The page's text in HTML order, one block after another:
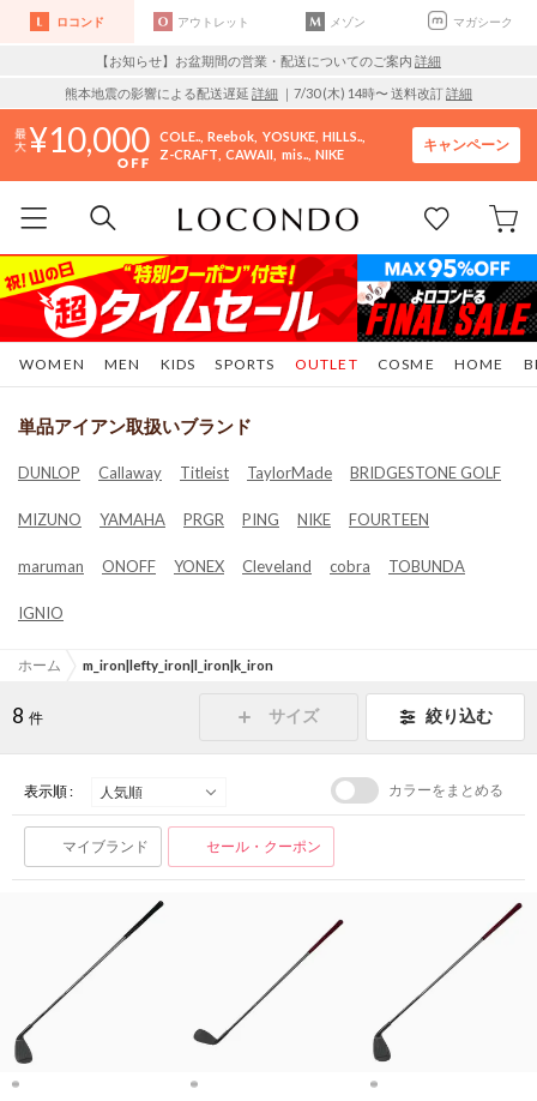
ロコンド アウトレット メゾン マガシーク
【お知らせ】お盆期間の営業・配送についてのご案内 詳細
熊本地震の影響による配送遅延 詳細 ｜7/30 (木) 14時〜 送料改訂詳細
10,000 COLE.. Reebok YOSUKE HILLS..
Z-CRAFT CAWAII mis.. NIKE
キャンペーン
WOMEN MEN KIDS SPORTS COSME HOME
OUTLET
単品アイアン取扱いブランド
DUNLOP Callaway Titleist TaylorMade BRIDGESTONE GOLF
MIZUNO YAMAHA PRGR PING NIKE FOURTEEN
maruman ONOFF YONEX Cleveland cobra TOBUNDA
IGNIO
ホーム m_iron|lefty_iron|l_iron|k_iron
8 件 サイズ 絞り込む
表示順 : カラーをまとめる
マイブランド セール・クーポン